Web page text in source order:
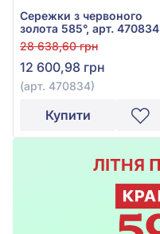
Сережки з червоного
золота 585°, арт. 470834
28 638,60 грн
12 600,98 грн
(арт. 470834)
Купити